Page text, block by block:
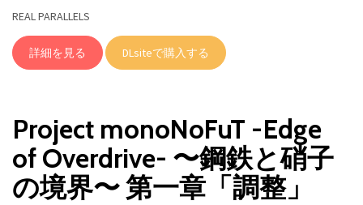
REAL PARALLELS
詳細を見る DLsiteで購入する
Project monoNoFuT -Edge
of Overdrive- 〜鋼鉄と硝子
の境界〜 第一章「調整」